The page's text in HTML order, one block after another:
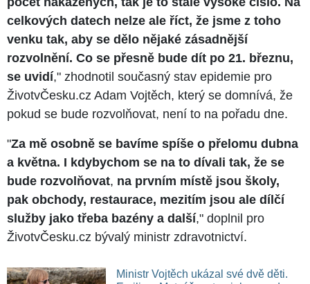
celkových datech nelze ale říct, že jsme z toho
venku tak, aby se dělo nějaké zásadnější
rozvolnění. Co se přesně bude dít po 21. březnu,
se uvidí," zhodnotil současný stav epidemie pro
ŽivotvČesku.cz Adam Vojtěch, který se domnívá, že
pokud se bude rozvolňovat, není to na pořadu dne.
"Za mě osobně se bavíme spíše o přelomu dubna
a května. I kdybychom se na to dívali tak, že se
bude rozvolňovat, na prvním místě jsou školy,
pak obchody, restaurace, mezitím jsou ale dílčí
služby jako třeba bazény a další," doplnil pro
ŽivotvČesku.cz bývalý ministr zdravotnictví.
Ministr Vojtěch ukázal své dvě děti.